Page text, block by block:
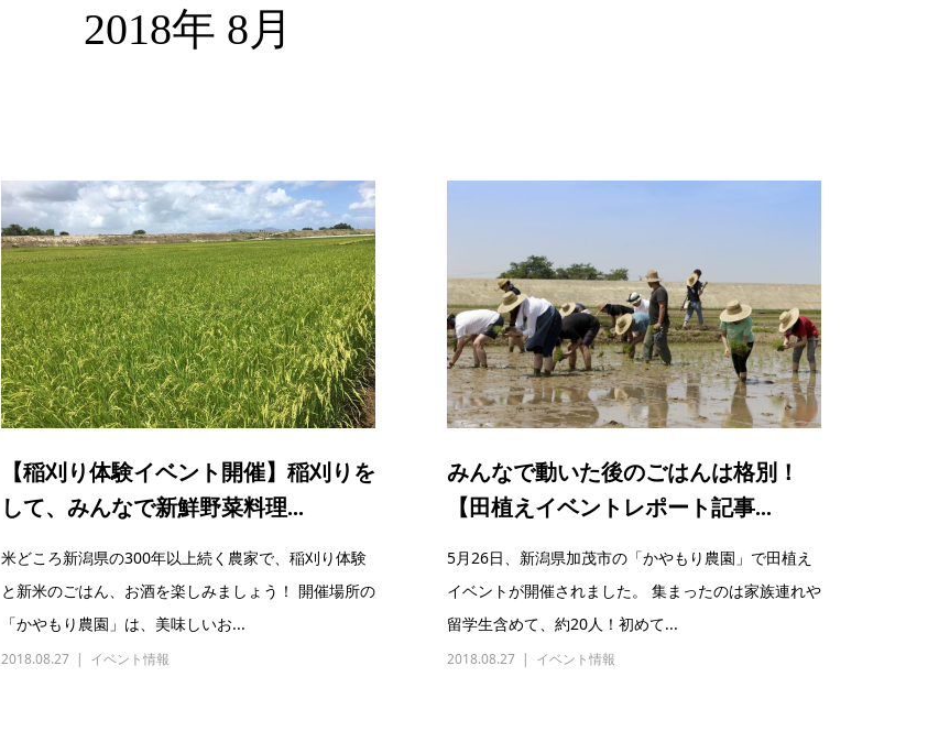
2018年 8月
【稲刈り体験イベント開催】稲刈りを
して、みんなで新鮮野菜料理...
米どころ新潟県の300年以上続く農家で、稲刈り体験
と新米のごはん、お酒を楽しみましょう！ 開催場所の
「かやもり農園」は、美味しいお...
2018.08.27 イベント情報
みんなで動いた後のごはんは格別！
【田植えイベントレポート記事...
5月26日、新潟県加茂市の「かやもり農園」で田植え
イベントが開催されました。 集まったのは家族連れや
留学生含めて、約20人！初めて...
2018.08.27 イベント情報